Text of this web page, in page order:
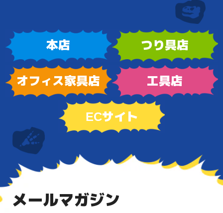
本店 つり具店
オフィス家具店 工具店
ECサイト
メールマガジン